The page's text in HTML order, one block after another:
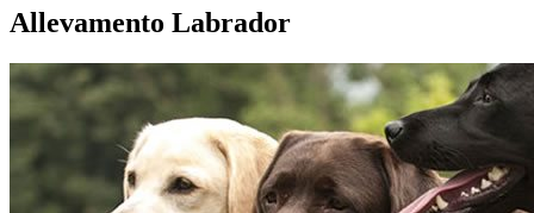
Allevamento Labrador